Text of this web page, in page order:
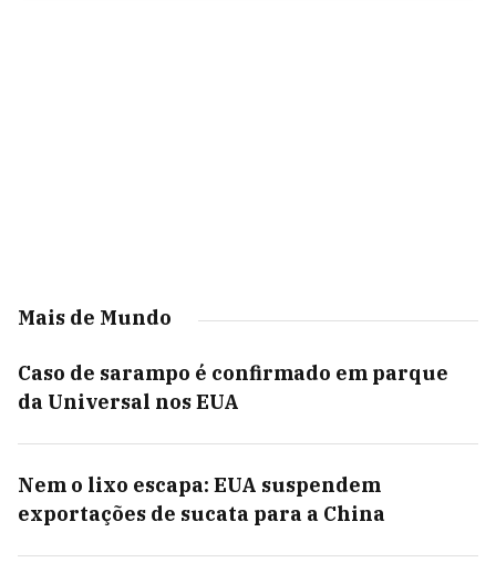
Mais de Mundo
Caso de sarampo é confirmado em parque
da Universal nos EUA
Nem o lixo escapa: EUA suspendem
exportações de sucata para a China